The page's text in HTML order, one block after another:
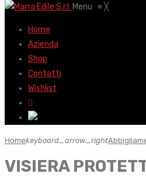
Menu ≡╳
Home
Azienda
Shop
Contatti
Wishlist
Homekeyboard_arrow_right
VISIERA